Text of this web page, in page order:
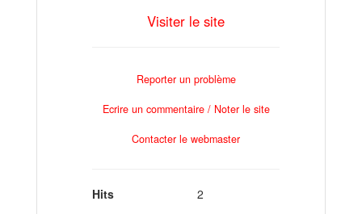
Visiter le site
Reporter un problème
Ecrire un commentaire / Noter le site
Contacter le webmaster
Hits
2